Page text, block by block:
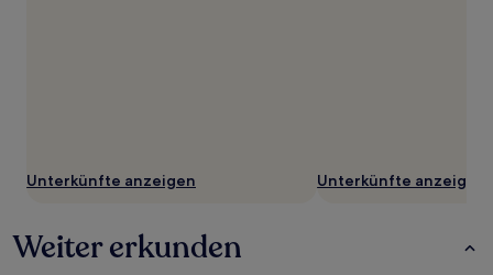
Unterkünfte anzeigen Unterkünfte anzeigen
Weiter erkunden